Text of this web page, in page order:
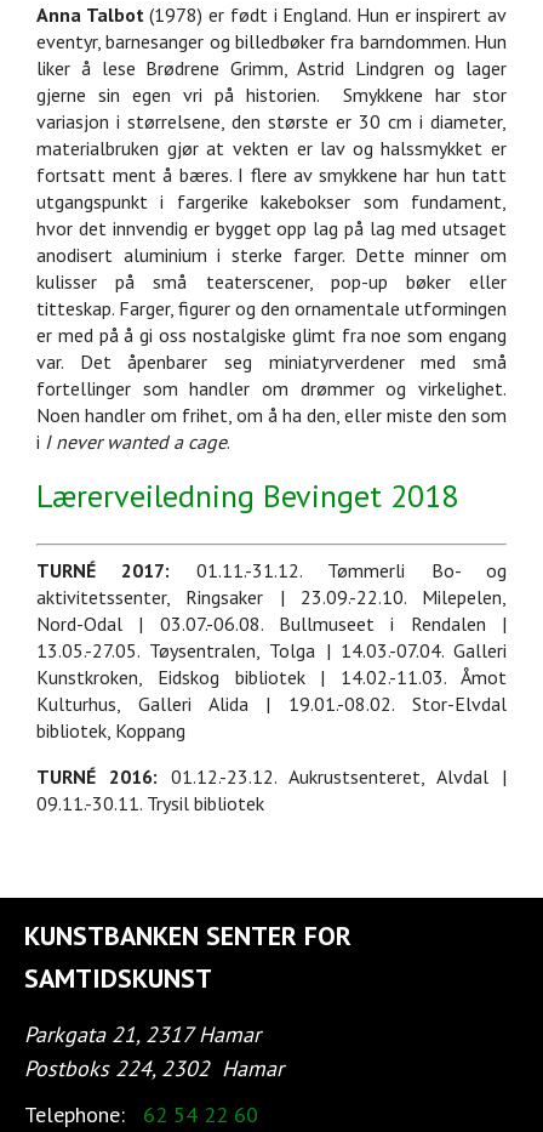
Anna Talbot (1978) er født i England. Hun er inspirert av
eventyr, barnesanger og billedbøker fra barndommen. Hun
liker å lese Brødrene Grimm, Astrid Lindgren og lager
gjerne sin egen vri på historien. Smykkene har stor
variasjon i størrelsene, den største er 30 cm i diameter,
materialbruken gjør at vekten er lav og halssmykket er
fortsatt ment å bæres. I flere av smykkene har hun tatt
utgangspunkt i fargerike kakebokser som fundament,
hvor det innvendig er bygget opp lag på lag med utsaget
anodisert aluminium i sterke farger. Dette minner om
kulisser på små teaterscener, pop-up bøker eller
titteskap. Farger, figurer og den ornamentale utformingen
er med på å gi oss nostalgiske glimt fra noe som engang
var. Det åpenbarer seg miniatyrverdener med små
fortellinger som handler om drømmer og virkelighet.
Noen handler om frihet, om å ha den, eller miste den som
i I never wanted a cage.
Lærerveiledning Bevinget 2018
TURNÉ 2017: 01.11.-31.12. Tømmerli Bo- og
aktivitetssenter, Ringsaker | 23.09.-22.10. Milepelen,
Nord-Odal | 03.07.-06.08. Bullmuseet i Rendalen |
13.05.-27.05. Tøysentralen, Tolga | 14.03.-07.04. Galleri
Kunstkroken, Eidskog bibliotek | 14.02.-11.03. Åmot
Kulturhus, Galleri Alida | 19.01.-08.02. Stor-Elvdal
bibliotek, Koppang
TURNÉ 2016: 01.12.-23.12. Aukrustsenteret, Alvdal |
09.11.-30.11. Trysil bibliotek
KUNSTBANKEN SENTER FOR
SAMTIDSKUNST
Parkgata 21, 2317 Hamar
Postboks 224, 2302 Hamar
Telephone:
62 54 22 60